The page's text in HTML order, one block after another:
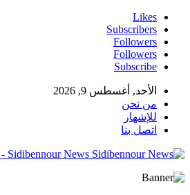
Likes
Subscribers
Followers
Followers
Subscribe
الأحد, أغسطس 9, 2026
من نحن
للإشهار
اتصل بنا
Sidibennour News - جريدة إلكترونية